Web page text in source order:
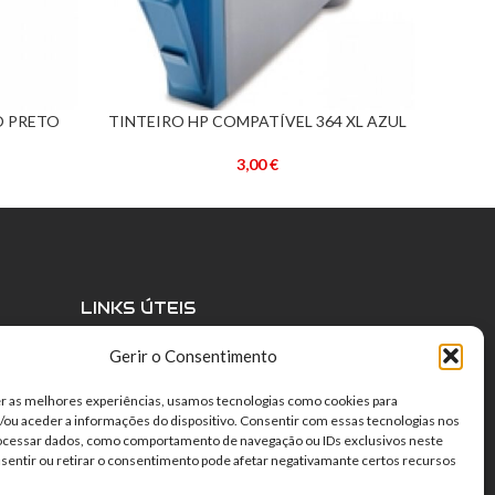
Gerir o Consentimento
as melhores experiências, usamos tecnologias como cookies para
aceder a informações do dispositivo. Consentir com essas tecnologias nos
dados, como comportamento de navegação ou IDs exclusivos neste
ou retirar o consentimento pode afetar negativamante certos recursos
PRETO
ADICIONAR
TINTEIRO HP COMPATÍVEL 364 XL AZUL
3,00€
LINKS ÚTEIS
Política de Privacidade
Política de Cookies
Direito de livre resolução
Centro de Arbitragem